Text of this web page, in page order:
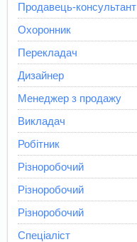
Продавець-консультант
Охоронник
Перекладач
Дизайнер
Менеджер з продажу
Викладач
Робітник
Різноробочий
Різноробочий
Різноробочий
Спеціаліст